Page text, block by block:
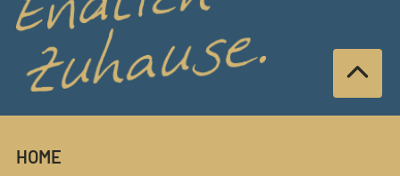
HOME